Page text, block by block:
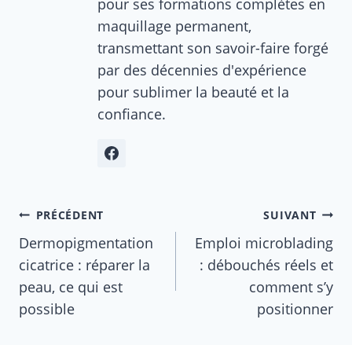
pour ses formations complètes en
maquillage permanent,
transmettant son savoir-faire forgé
par des décennies d'expérience
pour sublimer la beauté et la
confiance.
Navigation
de
l’article
PRÉCÉDENT
Dermopigmentation
cicatrice : réparer la
peau, ce qui est
possible
SUIVANT
Emploi microblading
: débouchés réels et
comment s’y
positionner